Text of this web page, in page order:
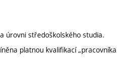
úrovni středoškolského studia.
platnou kvalifikací „pracovníka